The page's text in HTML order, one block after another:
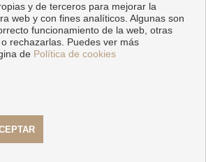
y de terceros para mejorar la
web y con fines analíticos. Algunas son
funcionamiento de la web, otras
rechazarlas. Puedes ver más
de Política de cookies